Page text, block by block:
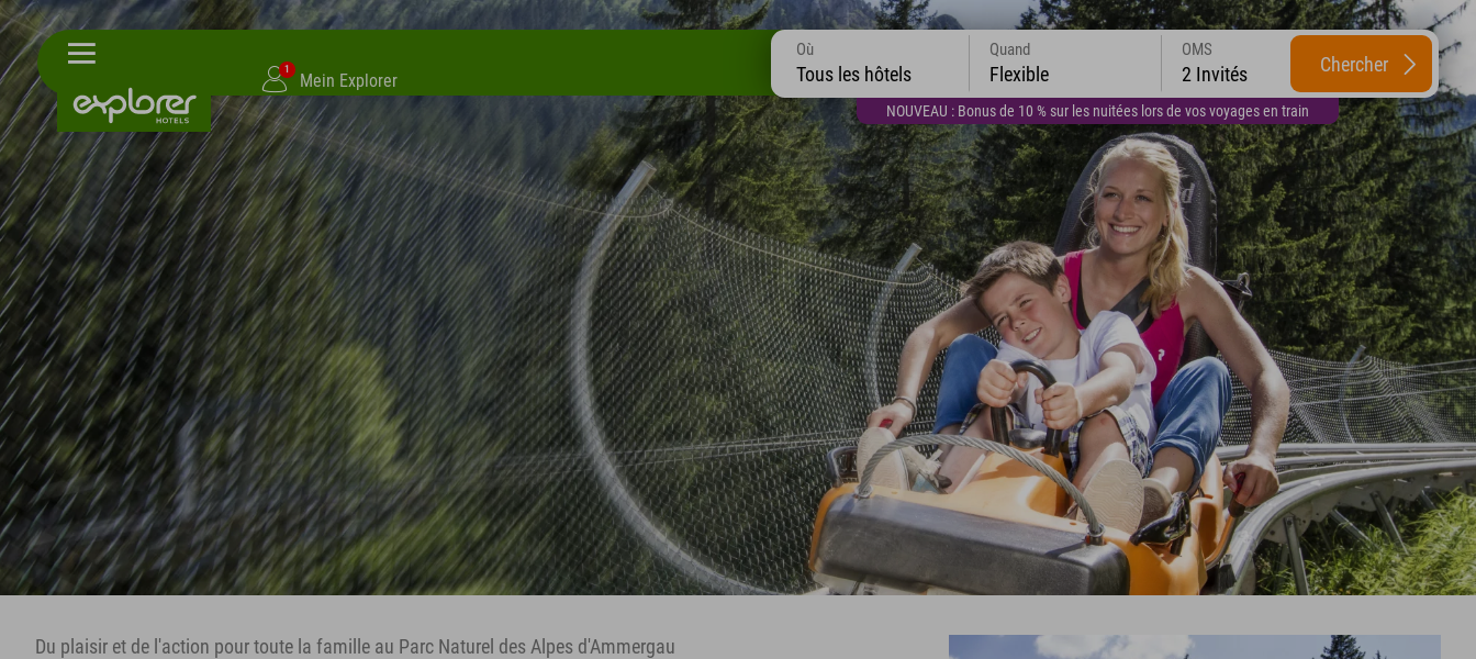
1
Mein Explorer
NOUVEAU : Bonus de 10 % sur les nuitées lors de vos voyages en train
Où
Tous les hôtels
Quand
Flexible
OMS
2 Invités Chercher
Du plaisir et de l'action pour toute la famille au Parc Naturel des Alpes d'Ammergau